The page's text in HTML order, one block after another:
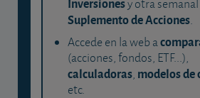
y otra semanal
Suplemento de Acciones.
Accede en la web a
(acciones, fondos, ETF...),
calculadoras, modelos
etc.